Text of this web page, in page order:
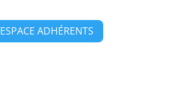
ESPACE ADHÉRENTS